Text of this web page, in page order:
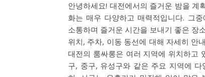
안녕하세요! 대전에서의 즐거운 밤을 계
화는 매우 다양하고 매력적입니다. 그
소통하며 즐거운 시간을 보내기 좋은 장
위치, 주차, 이동 동선에 대해 자세히 안
대전의 룸싸롱은 여러 지역에 위치하고
구, 중구, 유성구와 같은 주요 지역에